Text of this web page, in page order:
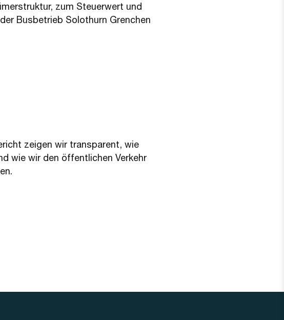
zum Steuerwert und
Busbetrieb Solothurn Grenchen
zeigen wir transparent, wie
wie wir den öffentlichen Verkehr